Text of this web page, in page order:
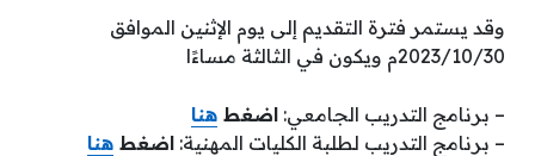
وقد يستمر فترة التقديم إلى يوم الإثنين الموافق
2023/10/30م ويكون في الثالثة مساءًا
– برنامج التدريب الجامعي: اضغط هنا
– برنامج التدريب لطلبة الكليات المهنية: اضغط هنا